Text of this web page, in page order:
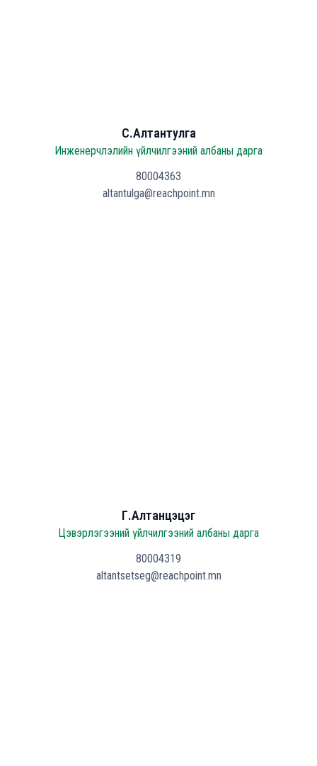
С.Алтантулга
Инженерчлэлийн үйлчилгээний албаны дарга
80004363
altantulga@reachpoint.mn
Г.Алтанцэцэг
Цэвэрлэгээний үйлчилгээний албаны дарга
80004319
altantsetseg@reachpoint.mn